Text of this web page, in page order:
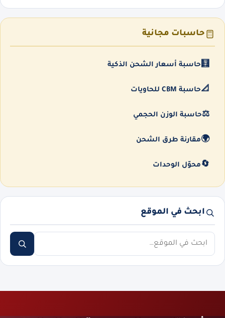
حاسبات مجانية
🧮 حاسبة أسعار الشحن الذكية
📐حاسبة CBM للحاويات
⚖️حاسبة الوزن الحجمي
🌍مقارنة طرق الشحن
🔄 محوّل الوحدات
ابحث في الموقع
ابحث